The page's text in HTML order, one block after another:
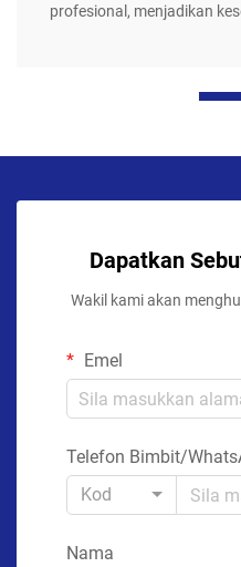
profesional, menjadikan
Dapatkan
Wakil kami akan
Emel
Telefon Bimbit/
Kod
Nama